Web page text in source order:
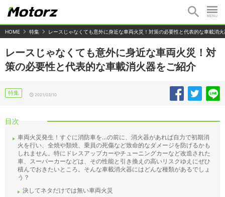
HOME 特集 レースじゃなくても意外に身近な車両火災！対策の必要性と代表的な車載消
レースじゃなくても意外に身近な車両火災！対
策の必要性と代表的な車載消火器をご紹介
特集 2021/03/10
目次
車両火災発生！すぐに消防車を…の前に、消火器があれば自力で初期消
火を行い、全焼や類焼、乗員の死傷など致命的なダメージを防げるかも
しれません。特にドレスアップカーやチューニングカーなど改造された
車、スーパーカーなどは、その性能と引き換えの高いリスクゆえにぜひ
積んでおきたいところ。そんな車載消火器にはどんな種類があるでしょ
う？
決してネタだけでは無い車両火災